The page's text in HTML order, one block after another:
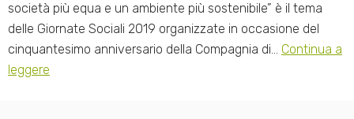
società più equa e un ambiente più sostenibile” è il tema
delle Giornate Sociali 2019 organizzate in occasione del
cinquantesimo anniversario della Compagnia di… Continua a
leggere